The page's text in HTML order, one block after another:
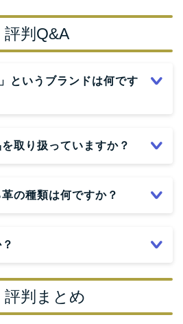
判Q&A
というブランドは何です
取り扱っていますか？
の種類は何ですか？
判まとめ